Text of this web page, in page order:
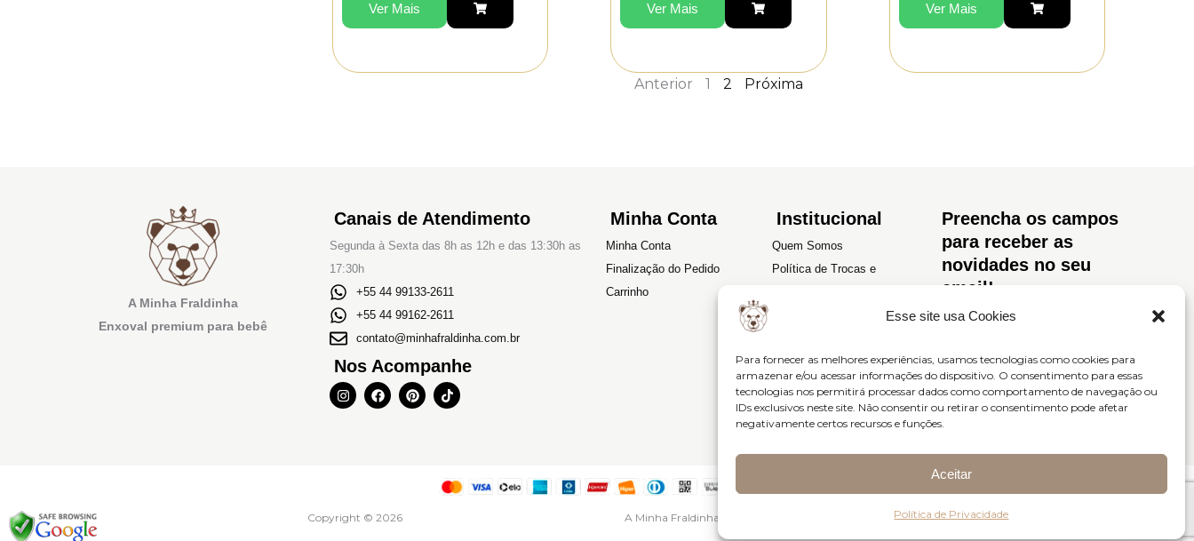
Esse site usa Cookies
Para fornecer as melhores experiências, usamos tecnologias como cookies para
armazenar e/ou acessar informações do dispositivo. O consentimento para essas
tecnologias nos permitirá processar dados como comportamento de navegação ou
IDs exclusivos neste site. Não consentir ou retirar o consentimento pode afetar
negativamente certos recursos e funções.
Aceitar
Política de Privacidade
Ver Mais Ver Mais Ver Mais
Anterior 1 2 Próxima
A Minha Fraldinha
Enxoval premium para bebê
Canais de Atendimento
Segunda à Sexta das 8h as 12h e das 13:30h as
17:30h
+55 44 99133-2611
+55 44 99162-2611
contato@minhafraldinha.com.br
Nos Acompanhe
I
n
F
a
P
i
T
i
Minha Conta
Minha Conta
Finalização do Pedido
Carrinho
Institucional
Quem Somos
Política de Trocas e
Política de Privacidade
Preencha os campos
para receber as
novidades no seu
email!
Copyright © 2026 A Minha Fraldinha – CNPJ: 46.652.493/0001-45